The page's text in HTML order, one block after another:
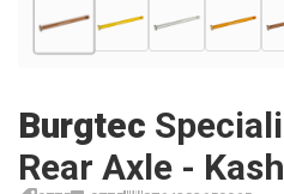
Burgtec
Rear Axle -